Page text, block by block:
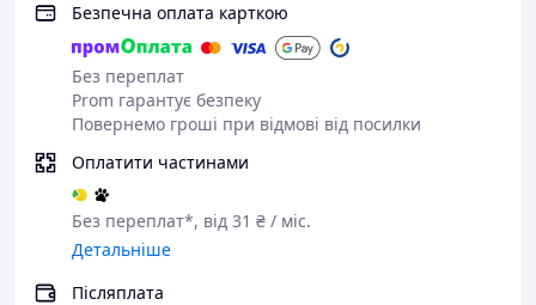
Безпечна оплата карткою
Без переплат
Prom гарантує безпеку
Повернемо гроші при відмові від посилки
Оплатити частинами
Без переплат*, від 31 ₴ / міс.
Детальніше
Післяплата